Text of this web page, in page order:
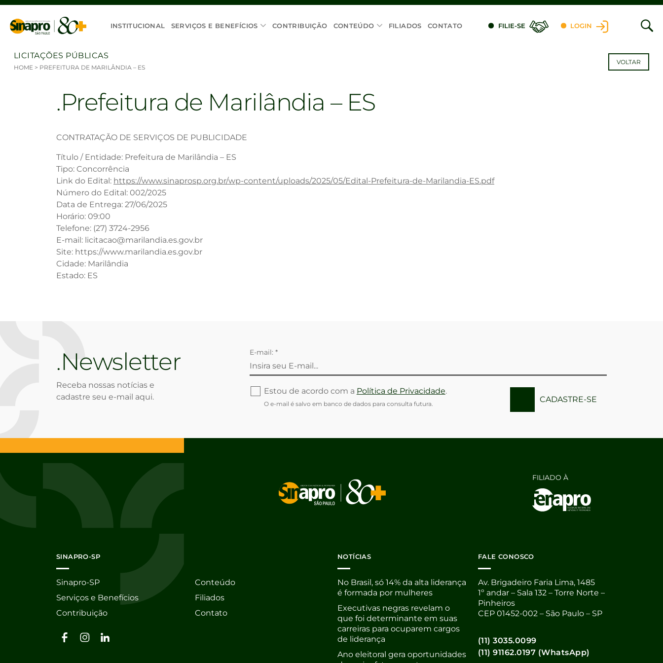
Ir para o conteúdo
INSTITUCIONAL SERVIÇOS E BENEFÍCIOS CONTRIBUIÇÃO CONTEÚDO FILIADOS CONTATO FILIE-SE LOGIN
LICITAÇÕES PÚBLICAS
HOME > PREFEITURA DE MARILÂNDIA – ES
VOLTAR
Prefeitura de Marilândia – ES
CONTRATAÇÃO DE SERVIÇOS DE PUBLICIDADE
Título / Entidade: Prefeitura de Marilândia – ES
Tipo: Concorrência
Link do Edital: https://www.sinaprosp.org.br/wp-content/uploads/2025/05/Edital-Prefeitura-de-Marilandia-ES.pdf
Número do Edital: 002/2025
Data de Entrega: 27/06/2025
Horário: 09:00
Telefone: (27) 3724-2956
E-mail: licitacao@marilandia.es.gov.br
Site: https://www.marilandia.es.gov.br
Cidade: Marilândia
Estado: ES
Newsletter
Receba nossas notícias e
cadastre seu e-mail aqui.
E-mail: *
Estou de acordo com a Política de Privacidade.
O e-mail é salvo em banco de dados para consulta futura. CADASTRE-SE
FILIADO À
SINAPRO-SP
Sinapro-SP
Serviços e Benefícios
Contribuição
Conteúdo
Filiados
Contato
NOTÍCIAS
No Brasil, só 14% da alta liderança
é formada por mulheres
Executivas negras revelam o
que foi determinante em suas
carreiras para ocuparem cargos
de liderança
Ano eleitoral gera oportunidades
FALE CONOSCO
Av. Brigadeiro Faria Lima, 1485
1º andar – Sala 132 – Torre Norte –
Pinheiros
CEP 01452-002 – São Paulo – SP
(11) 3035.0099
(11) 91162.0197 (WhatsApp)